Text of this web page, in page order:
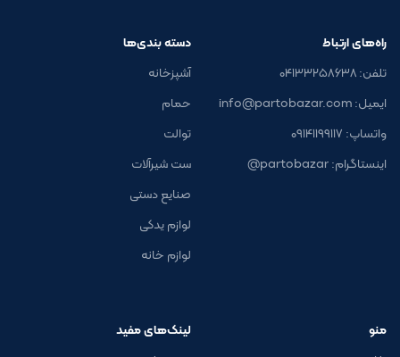
راه‌های ارتباط
تلفن: ۰۴۱۳۳۲۵۸۶۳۸
ایمیل: info@partobazar.com
واتساپ: ۰۹۱۴۱۱۹۹۱۱۷
اینستاگرام: partobazar@
دسته بندی‌ها
آشپزخانه
حمام
توالت
ست شیرآلات
صنایع دستی
لوازم یدکی
لوازم خانه
منو
لینک‌های مفید